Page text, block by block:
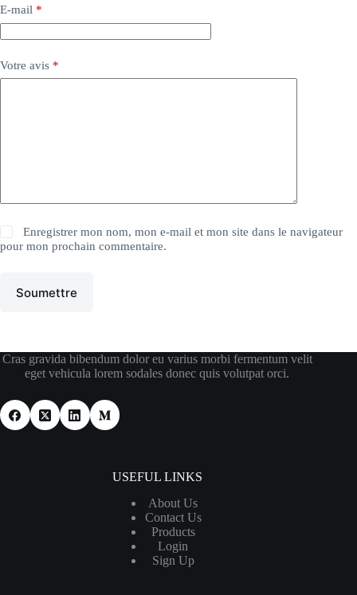
E-mail *
Votre avis *
Enregistrer mon nom, mon e-mail et mon site dans le navigateur
pour mon prochain commentaire.
Soumettre
Cras gravida bibendum dolor eu varius morbi fermentum velit
eget vehicula lorem sodales donec quis volutpat orci.
USEFUL LINKS
About Us
Contact Us
Products
Login
Sign Up